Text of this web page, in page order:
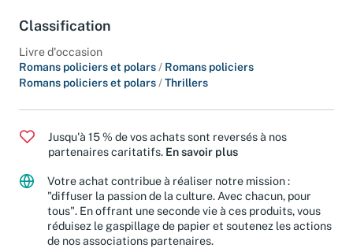
Classification
Livre d'occasion
Romans policiers et polars / Romans policiers
Romans policiers et polars /Thrillers
Jusqu'à 15 % de vos achats sont reversés à nos
partenaires caritatifs. En savoir plus
Votre achat contribue à réaliser notre mission :
"diffuser la passion de la culture. Avec chacun, pour
tous". En offrant une seconde vie à ces produits, vous
réduisez le gaspillage de papier et soutenez les actions
de nos associations partenaires.